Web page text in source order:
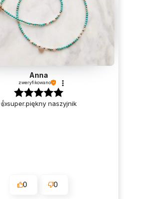
Anna
zweryfikowano
👍️super.piękny naszyjnik
0 0